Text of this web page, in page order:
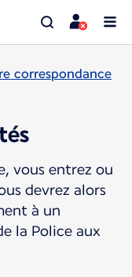
correspondance
vous entrez ou
devrez alors
à un
la Police aux